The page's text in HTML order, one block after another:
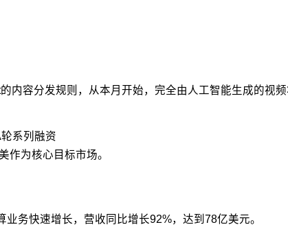
内容分发规则，从本月开始，完全由人工智能生成的视频
系列融资
作为核心目标市场。
务快速增长，营收同比增长92%，达到78亿美元。